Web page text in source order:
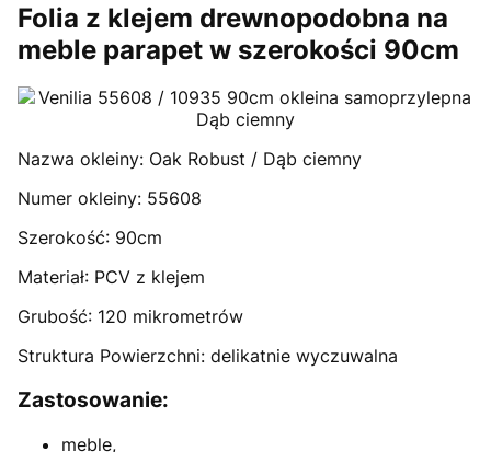
Folia z klejem drewnopodobna na
meble parapet w szerokości 90cm
Nazwa okleiny: Oak Robust / Dąb ciemny
Numer okleiny: 55608
Szerokość: 90cm
Materiał: PCV z klejem
Grubość: 120 mikrometrów
Struktura Powierzchni: delikatnie wyczuwalna
Zastosowanie:
meble,